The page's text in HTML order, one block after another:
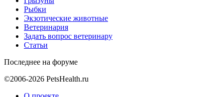
Рыбки
Экзотические животные
Ветеринария
Задать вопрос ветеринару
Статьи
Последнее на форуме
©2006-2026 PetsHealth.ru